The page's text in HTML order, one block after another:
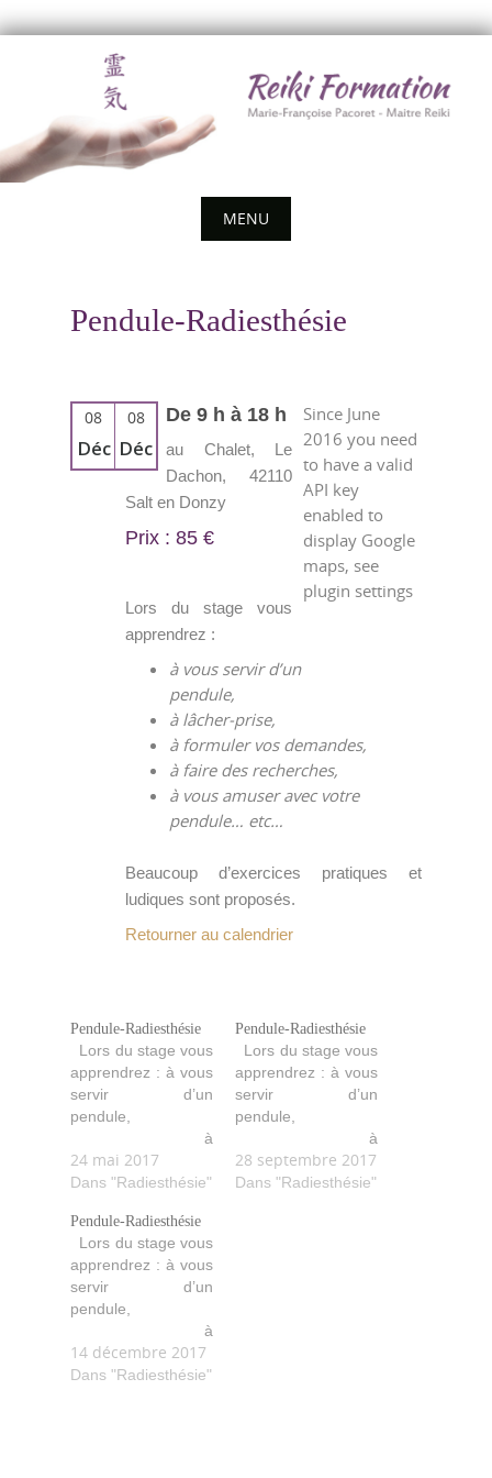
MENU
Pendule-Radiesthésie
08
Déc
08
Déc
Since June
2016 you need
to have a valid
API key
enabled to
display Google
maps, see
plugin settings
De 9 h à 18 h
au Chalet, Le
Dachon, 42110
Salt en Donzy
Prix : 85 €
Lors du stage vous
apprendrez :
à vous servir d’un
pendule,
à lâcher-prise,
à formuler vos demandes,
à faire des recherches,
à vous amuser avec votre
pendule… etc…
Beaucoup d’exercices pratiques et
ludiques sont proposés.
Retourner au calendrier
Pendule-Radiesthésie
Lors du stage vous
apprendrez : à vous
servir d’un
pendule,
à
lâcher-prise, à
formuler vos
des recherches, à
vous amuser avec
votre pendule…
etc… Beaucoup
d’exercices
pratiques et
ludiques sont
proposés.
24 mai 2017
Dans "Radiesthésie"
Pendule-Radiesthésie
Lors du stage vous
apprendrez : à vous
servir d’un
pendule,
à
lâcher-prise, à
formuler vos
28 septembre 2017
Dans "Radiesthésie"
Pendule-Radiesthésie
Lors du stage vous
apprendrez : à vous
servir d’un
pendule,
à
lâcher-prise, à
formuler vos
14 décembre 2017
Dans "Radiesthésie"